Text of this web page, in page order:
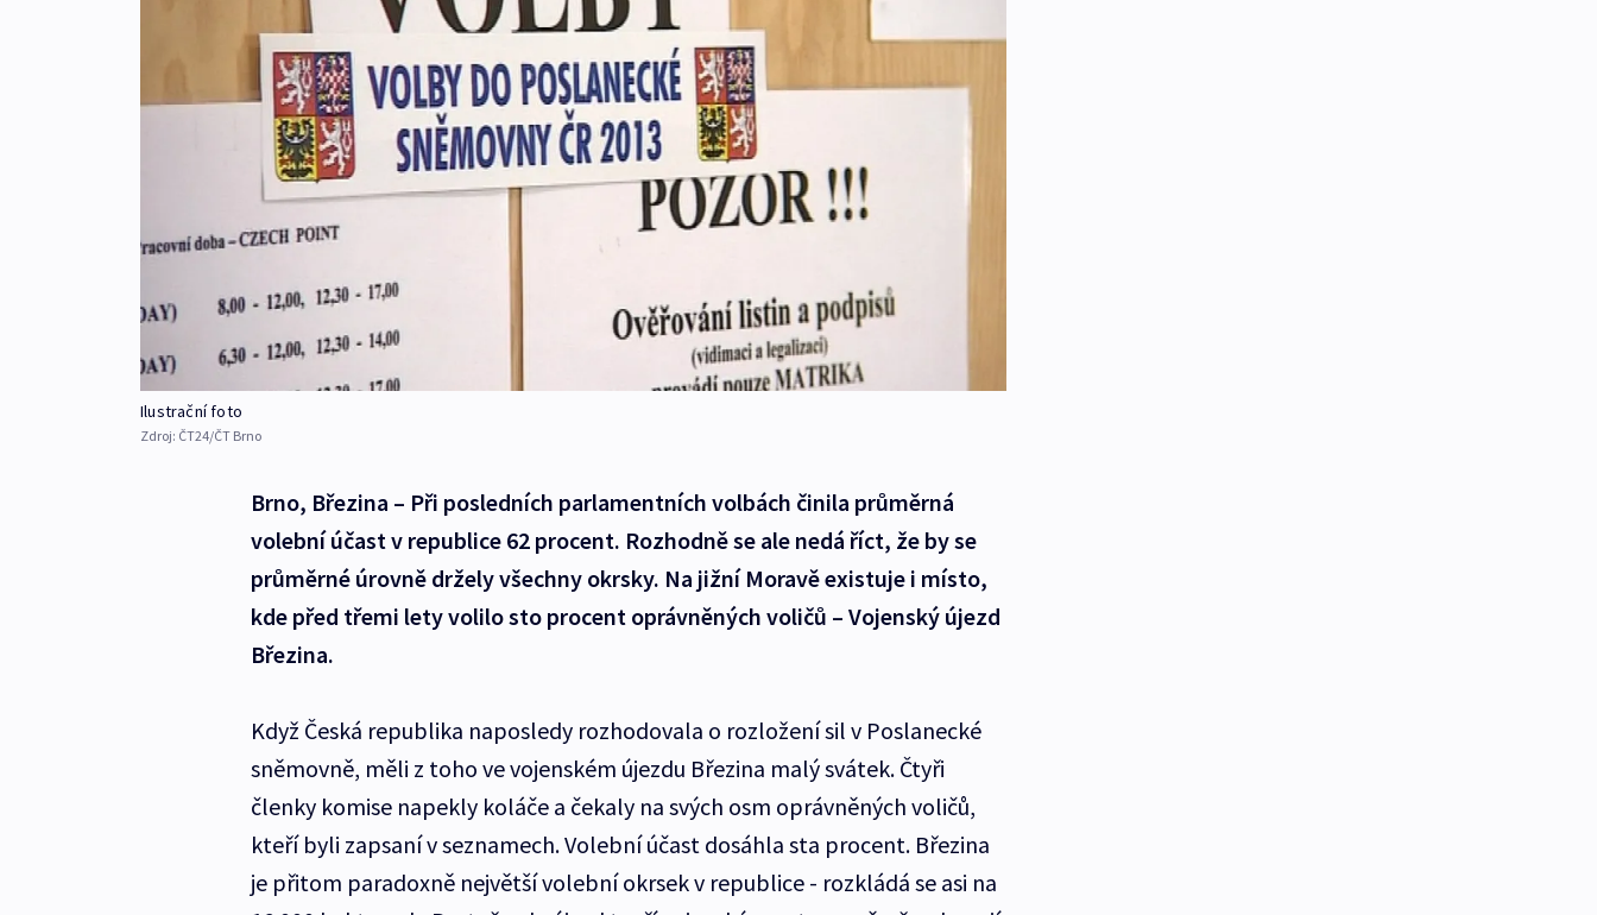
Ilustrační foto
Zdroj: ČT24/ČT Brno
Brno, Březina – Při posledních parlamentních volbách činila průměrná
volební účast v republice 62 procent. Rozhodně se ale nedá říct, že by se
průměrné úrovně držely všechny okrsky. Na jižní Moravě existuje i místo,
kde před třemi lety volilo sto procent oprávněných voličů – Vojenský újezd
Březina.
Když Česká republika naposledy rozhodovala o rozložení sil v Poslanecké
sněmovně, měli z toho ve vojenském újezdu Březina malý svátek. Čtyři
členky komise napekly koláče a čekaly na svých osm oprávněných voličů,
kteří byli zapsaní v seznamech. Volební účast dosáhla sta procent. Březina
je přitom paradoxně největší volební okrsek v republice - rozkládá se asi na